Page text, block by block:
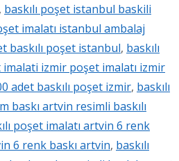
, baskılı poşet istanbul baskili
imalatı istanbul ambalaj
baskılı poşet istanbul, baskılı
izmir poşet imalatı izmir
adet baskılı poşet izmir, baskılı
artvin resimli baskılı
poşet imalatı artvin 6 renk
6 renk baskı artvin, baskılı